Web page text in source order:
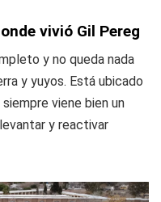
vivió Gil Pereg
y no queda nada
y yuyos. Está ubicado
viene bien un
y reactivar